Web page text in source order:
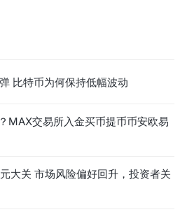
比特币为何保持低幅波动
MAX交易所入金买币提币币安欧易
大关 市场风险偏好回升，投资者关